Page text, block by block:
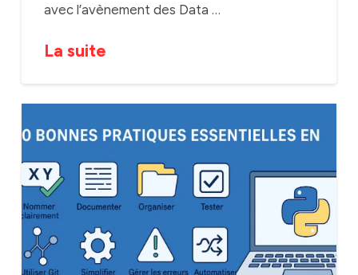
avec l’avènement des Data …
La suite